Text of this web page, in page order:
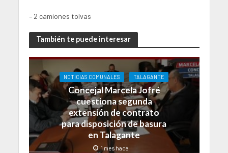
– 2 camiones tolvas
También te puede interesar
NOTICIAS COMUNALES TALAGANTE
Concejal Marcela Jofré
cuestiona segunda
extensión de contrato
para disposición de basura
en Talagante
1 mes hace